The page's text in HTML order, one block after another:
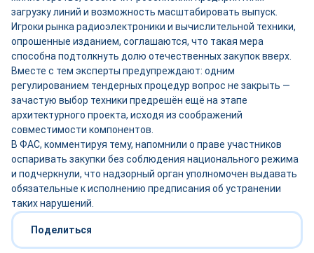
загрузку линий и возможность масштабировать выпуск.
Игроки рынка радиоэлектроники и вычислительной техники,
опрошенные изданием, соглашаются, что такая мера
способна подтолкнуть долю отечественных закупок вверх.
Вместе с тем эксперты предупреждают: одним
регулированием тендерных процедур вопрос не закрыть —
зачастую выбор техники предрешён ещё на этапе
архитектурного проекта, исходя из соображений
совместимости компонентов.
В ФАС, комментируя тему, напомнили о праве участников
оспаривать закупки без соблюдения национального режима
и подчеркнули, что надзорный орган уполномочен выдавать
обязательные к исполнению предписания об устранении
таких нарушений.
Поделиться